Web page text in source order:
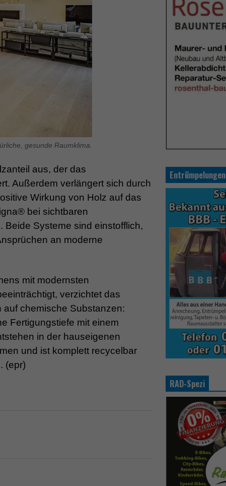
gesunde Raumklima.
aus, der das
Außerdem verlängert sich durch
Wirkung von Holz auf das
bei sichtbaren
Systeme sind einstofflich,
an moderne
mit modernsten
verzichtet das
auf chemische Substanzen:
Fertigungstiefe mit einem
in der hauseigenen
und ist komplett recycelbar
(epr)
Entrümpelungen
RAD-Spezi